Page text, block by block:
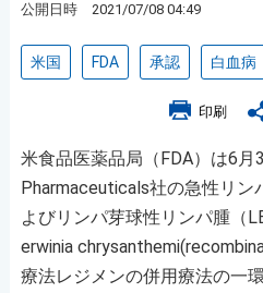
公開日時 2021/07/08 04:49
米国 FDA 承認 白血病
印刷
米食品医薬品局（FDA）は6月
Pharmaceuticals社の急性リン
よびリンパ芽球性リンパ腫（
erwinia
療法レジメンの併用療法の一